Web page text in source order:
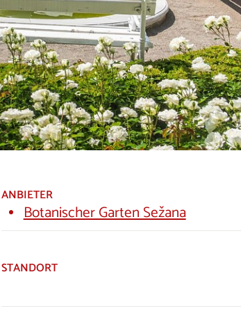
ANBIETER
Botanischer Garten Sežana
STANDORT